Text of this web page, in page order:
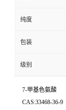
纯度
包装
级别
7-甲基色氨酸
CAS:33468-36-9